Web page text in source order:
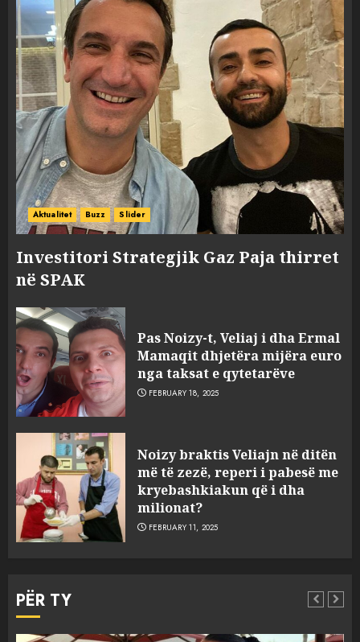
Aktualitet Buzz Slider
Investitori Strategjik Gaz Paja thirret
në SPAK
Pas Noizy-t, Veliaj i dha Ermal
Mamaqit dhjetëra mijëra euro
nga taksat e qytetarëve
FEBRUARY 18, 2025
Noizy braktis Veliajn në ditën
më të zezë, reperi i pabesë me
kryebashkiakun që i dha
milionat?
FEBRUARY 11, 2025
PËR TY
3
sulmuan “One Albania”,
ngjarja u fsheh. A u vodhën
serverat?
MARCH 25, 2025
MARCH 25, 2025